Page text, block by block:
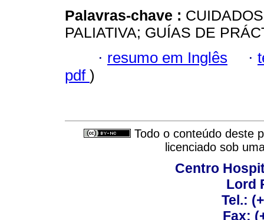
Palavras-chave :
PALIATIVA; GUÍAS DE
· resumo em Inglês ·
pdf )
Todo o conteúdo deste
licenciado sob
Centro
Lord
Tel.:
Fax: